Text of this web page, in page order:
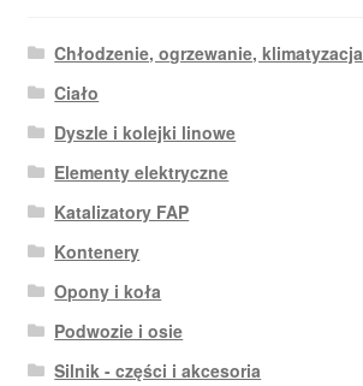
Chłodzenie, ogrzewanie, klimatyzacja
Ciało
Dyszle i kolejki linowe
Elementy elektryczne
Katalizatory FAP
Kontenery
Opony i koła
Podwozie i osie
Silnik - części i akcesoria